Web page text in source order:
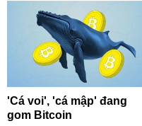
'Cá voi', 'cá mập' đang
gom Bitcoin